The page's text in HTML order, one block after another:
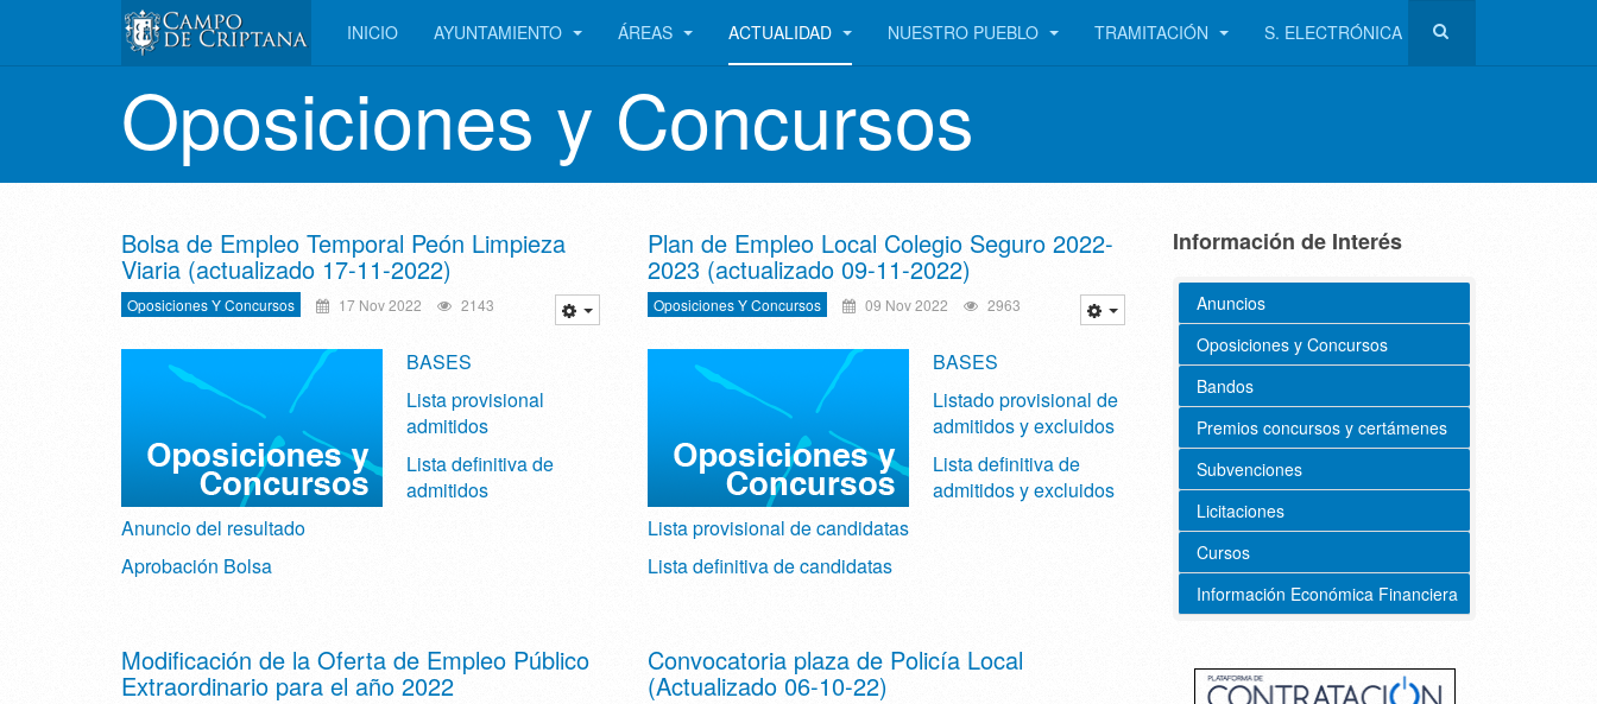
INICIO AYUNTAMIENTO ÁREAS ACTUALIDAD NUESTRO PUEBLO TRAMITACIÓN S. ELECTRÓNICA
Oposiciones y Concursos
Bolsa de Empleo Temporal Peón Limpieza
Viaria (actualizado 17-11-2022)
Oposiciones Y Concursos 17 Nov 2022 2143
BASES
Lista provisional
admitidos
Lista definitiva de
admitidos
Anuncio del resultado
Aprobación Bolsa
Plan de Empleo Local Colegio Seguro 2022-
2023 (actualizado 09-11-2022)
Oposiciones Y Concursos 09 Nov 2022 2963
BASES
Listado provisional de
admitidos y excluidos
Lista definitiva de
admitidos y excluidos
Lista provisional de candidatas
Lista definitiva de candidatas
Modificación de la Oferta de Empleo Público
Extraordinario para el año 2022
Convocatoria plaza de Policía Local
(Actualizado 06-10-22)
Información de Interés
Anuncios
Oposiciones y Concursos
Bandos
Premios concursos y certámenes
Subvenciones
Licitaciones
Cursos
Información Económica Financiera